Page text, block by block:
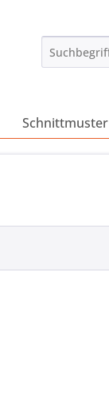
Schnittmuster